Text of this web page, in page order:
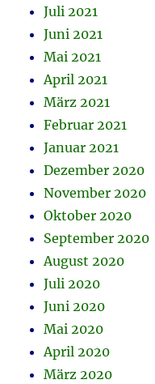
Juli 2021
Juni 2021
Mai 2021
April 2021
März 2021
Februar 2021
Januar 2021
Dezember 2020
November 2020
Oktober 2020
September 2020
August 2020
Juli 2020
Juni 2020
Mai 2020
April 2020
März 2020